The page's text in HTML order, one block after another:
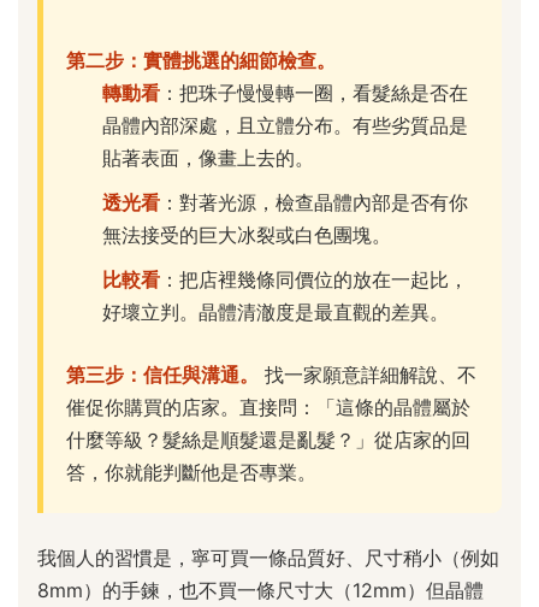
第二步：實體挑選的細節檢查。
轉動看 ：把珠子慢慢轉一圈，看髮絲是否在
晶體內部深處，且立體分布。有些劣質品是
貼著表面，像畫上去的。
透光看 ：對著光源，檢查晶體內部是否有你
無法接受的巨大冰裂或白色團塊。
比較看 ：把店裡幾條同價位的放在一起比，
好壞立判。晶體清澈度是最直觀的差異。
第三步：信任與溝通。
找一家願意詳細解說、不
催促你購買的店家。直接問：「這條的晶體屬於
什麼等級？髮絲是順髮還是亂髮？」從店家的回
答，你就能判斷他是否專業。
我個人的習慣是，寧可買一條品質好、尺寸稍小（例如
8mm）的手鍊，也不買一條尺寸大（12mm）但晶體